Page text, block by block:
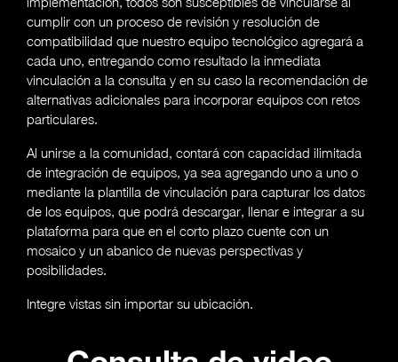
cumplir con un proceso de revisión y resolución de
compatibilidad que nuestro equipo tecnológico agregará a
cada uno, entregando como resultado la inmediata
vinculación a la consulta y en su caso la recomendación de
alternativas adicionales para incorporar equipos con retos
particulares.
Al unirse a la comunidad, contará con capacidad ilimitada
de integración de equipos, ya sea agregando uno a uno o
mediante la plantilla de vinculación para capturar los datos
de los equipos, que podrá descargar, llenar e integrar a su
plataforma para que en el corto plazo cuente con un
mosaico y un abanico de nuevas perspectivas y
posibilidades.
Integre vistas sin importar su ubicación.